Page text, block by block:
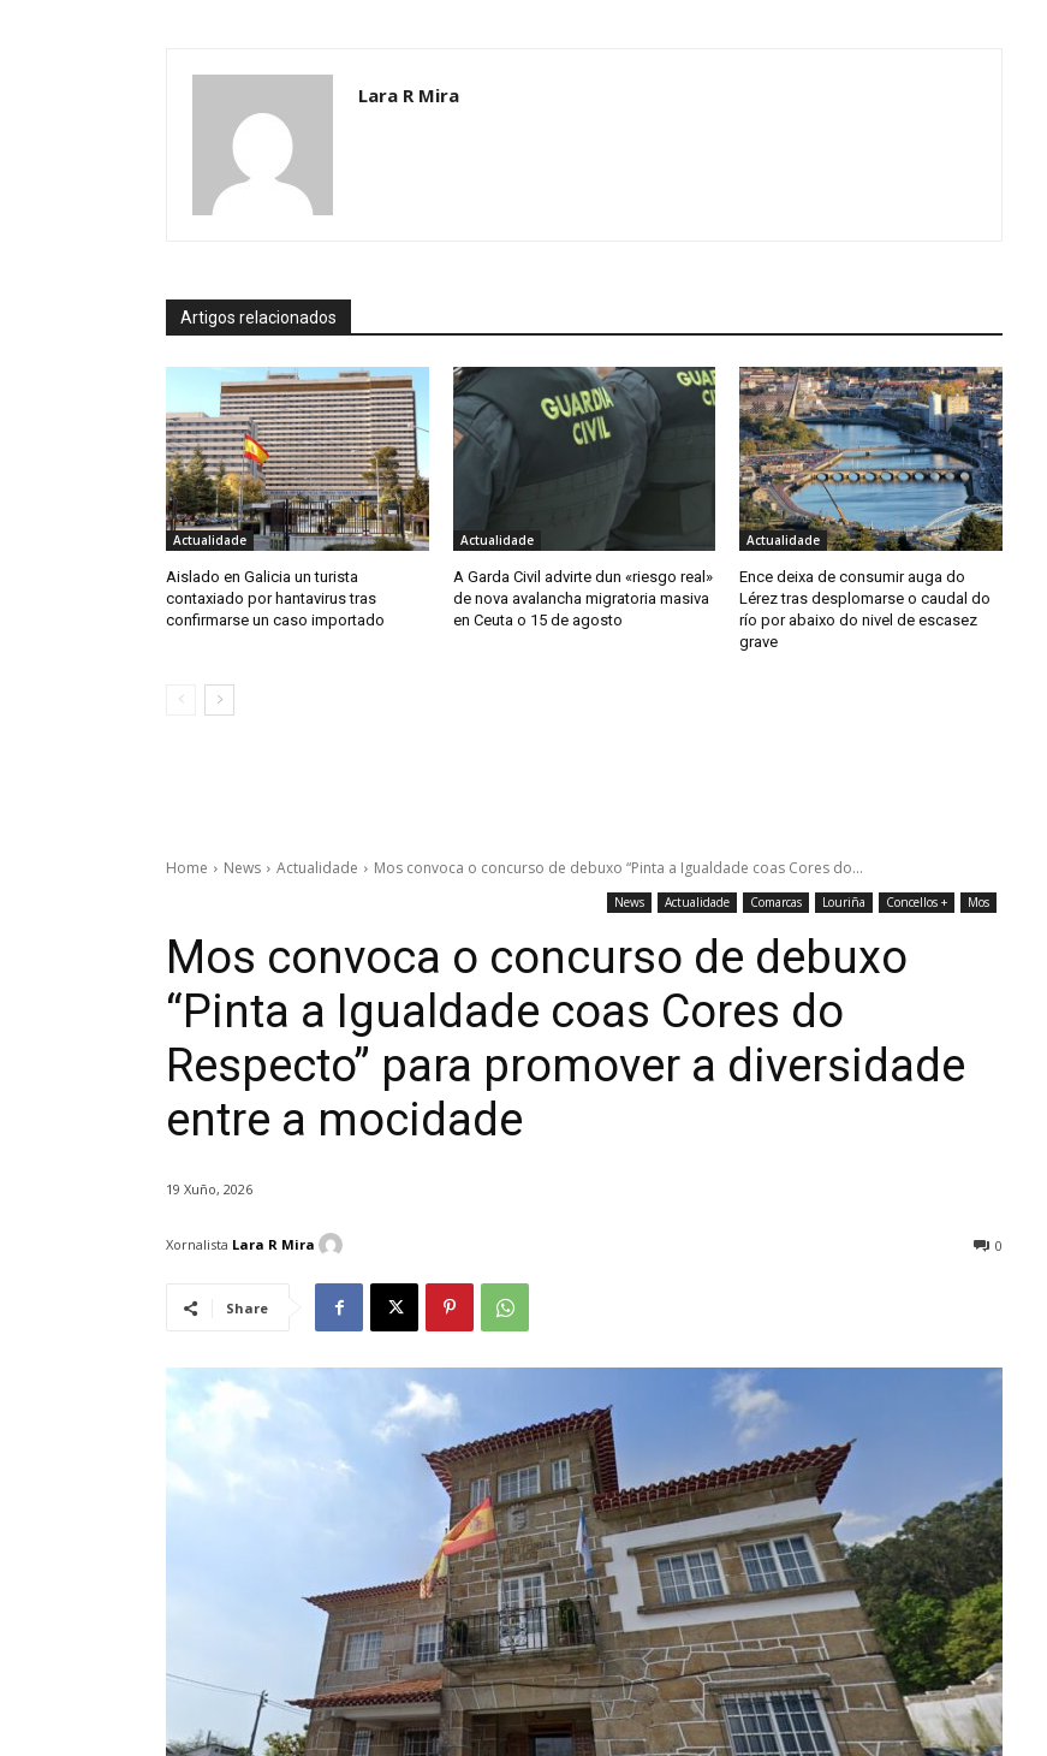
Lara R Mira
Artigos relacionados
Actualidade
Aislado en Galicia un turista
contaxiado por hantavirus tras
confirmarse un caso importado
Actualidade
A Garda Civil advirte dun «riesgo real»
de nova avalancha migratoria masiva
en Ceuta o 15 de agosto
Actualidade
Ence deixa de consumir auga do
Lérez tras desplomarse o caudal do
río por abaixo do nivel de escasez
grave